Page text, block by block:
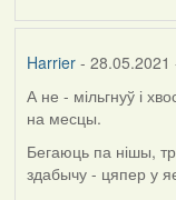
Harrier- 28.05.2021
А не - мільгнуў і
на месцы.
Бегаюць па нішы,
здабычу - цяпер у